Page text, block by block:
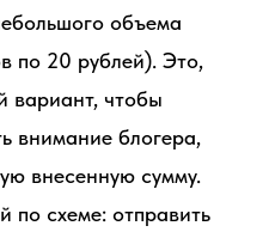
объема
по 20 рублей). Это,
вариант, чтобы
внимание блогера,
внесенную сумму.
по схеме: отправить